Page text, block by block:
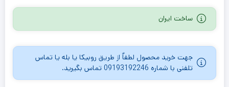
ساخت ایران
جهت خرید محصول لطفاٌ از طریق روبیکا یا بله یا تماس
تلفنی با شماره 09193192246 تماس بگیرید.